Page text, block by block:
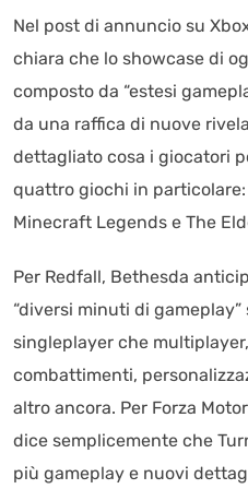
Nel post di annuncio su
chiara che lo showcase di
composto da “estesi
da una raffica di nuove
dettagliato cosa i giocatori
quattro giochi in
Minecraft Legends e The
Per Redfall, Bethesda
“diversi minuti di
singleplayer che
combattimenti,
altro ancora. Per Forza
dice semplicemente che
più gameplay e nuovi